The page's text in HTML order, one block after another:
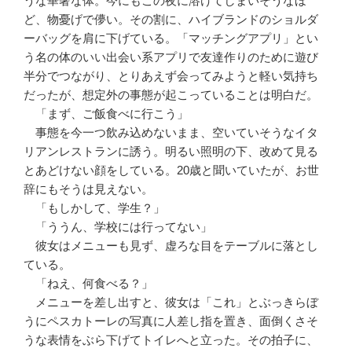
ど、物憂げで儚い。その割に、ハイブランドのショルダ
ーバッグを肩に下げている。「マッチングアプリ」とい
う名の体のいい出会い系アプリで友達作りのために遊び
半分でつながり、とりあえず会ってみようと軽い気持ち
だったが、想定外の事態が起こっていることは明白だ。
「まず、ご飯食べに行こう」
事態を今一つ飲み込めないまま、空いていそうなイタ
リアンレストランに誘う。明るい照明の下、改めて見る
とあどけない顔をしている。20歳と聞いていたが、お世
辞にもそうは見えない。
「もしかして、学生？」
「ううん、学校には行ってない」
彼女はメニューも見ず、虚ろな目をテーブルに落とし
ている。
「ねえ、何食べる？」
メニューを差し出すと、彼女は「これ」とぶっきらぼ
うにペスカトーレの写真に人差し指を置き、面倒くさそ
うな表情をぶら下げてトイレへと立った。その拍子に、